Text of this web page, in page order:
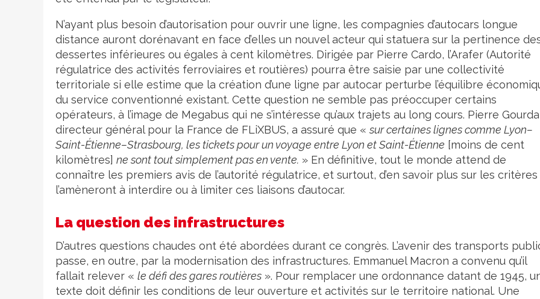
N’ayant plus besoin d’autorisation pour ouvrir une ligne, les compagnies d’autocars longue
distance auront dorénavant en face d’elles un nouvel acteur qui statuera sur la pertinence
dessertes inférieures ou égales à cent kilomètres. Dirigée par Pierre Cardo, l’Arafer (Autorité
régulatrice des activités ferroviaires et routières) pourra être saisie par une collectivité
territoriale si elle estime que la création d’une ligne par autocar perturbe l’équilibre
du service conventionné existant. Cette question ne semble pas préoccuper certains
opérateurs, à l’image de Megabus qui ne s’intéresse qu’aux trajets au long cours. Pierre
directeur général pour la France de FLiXBUS, a assuré que «sur certaines lignes comme Lyon–
Saint-Étienne–Strasbourg, les tickets pour un voyage entre Lyon et Saint-Étienne [moins de cent
kilomètres] ne sont tout simplement pas en vente. » En définitive, tout le monde attend de
connaître les premiers avis de l’autorité régulatrice, et surtout, d’en savoir plus sur les critères
l’amèneront à interdire ou à limiter ces liaisons d’autocar.
La question des infrastructures
D’autres questions chaudes ont été abordées durant ce congrès. L’avenir des transports
passe, en outre, par la modernisation des infrastructures. Emmanuel Macron a convenu qu’il
fallait relever « le défi des gares routières ». Pour remplacer une ordonnance datant de 1945,
texte doit définir les conditions de leur ouverture et activités sur le territoire national. Une